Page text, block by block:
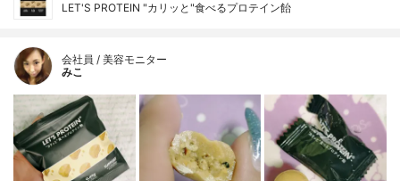
LET'S PROTEIN "カリッと"食べるプロテイン飴
会社員 / 美容モニター
みこ